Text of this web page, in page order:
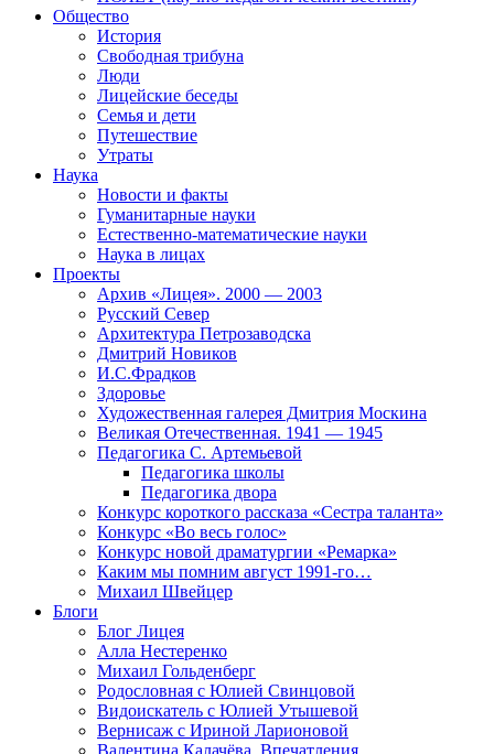
Общество
История
Свободная трибуна
Люди
Лицейские беседы
Семья и дети
Путешествие
Утраты
Наука
Новости и факты
Гуманитарные науки
Естественно-математические науки
Наука в лицах
Проекты
Архив «Лицея». 2000 — 2003
Русский Север
Архитектура Петрозаводска
Дмитрий Новиков
И.С.Фрадков
Здоровье
Художественная галерея Дмитрия Москина
Великая Отечественная. 1941 — 1945
Педагогика С. Артемьевой
Педагогика школы
Педагогика двора
Конкурс короткого рассказа «Сестра таланта»
Конкурс «Во весь голос»
Конкурс новой драматургии «Ремарка»
Каким мы помним август 1991-го…
Михаил Швейцер
Блоги
Блог Лицея
Алла Нестеренко
Михаил Гольденберг
Родословная с Юлией Свинцовой
Видоискатель с Юлией Утышевой
Вернисаж с Ириной Ларионовой